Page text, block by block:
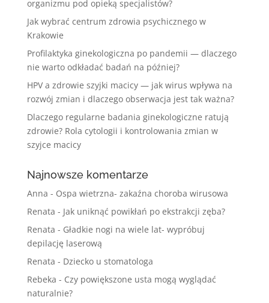
organizmu pod opieką specjalistów?
Jak wybrać centrum zdrowia psychicznego w
Krakowie
Profilaktyka ginekologiczna po pandemii — dlaczego
nie warto odkładać badań na później?
HPV a zdrowie szyjki macicy — jak wirus wpływa na
rozwój zmian i dlaczego obserwacja jest tak ważna?
Dlaczego regularne badania ginekologiczne ratują
zdrowie? Rola cytologii i kontrolowania zmian w
szyjce macicy
Najnowsze komentarze
Anna - Ospa wietrzna- zakaźna choroba wirusowa
Renata - Jak uniknąć powikłań po ekstrakcji zęba?
Renata - Gładkie nogi na wiele lat- wypróbuj
depilację laserową
Renata - Dziecko u stomatologa
Rebeka - Czy powiększone usta mogą wyglądać
naturalnie?